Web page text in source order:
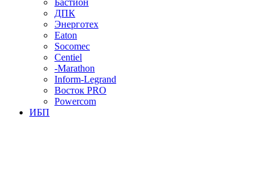
Бастион
ДПК
Энерготех
Eaton
Socomec
Centiel
-Marathon
Inform-Legrand
Восток PRO
Powercom
ИБП